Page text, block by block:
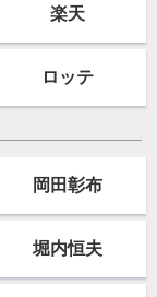
楽天
ロッテ
岡田彰布
堀内恒夫